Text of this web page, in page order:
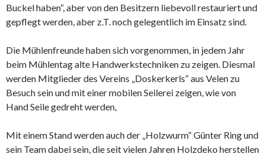
Buckel haben“, aber von den Besitzern liebevoll restauriert und
gepflegt werden, aber z.T. noch gelegentlich im Einsatz sind.
Die Mühlenfreunde haben sich vorgenommen, in jedem Jahr
beim Mühlentag alte Handwerkstechniken zu zeigen. Diesmal
werden Mitglieder des Vereins „Doskerkerls“ aus Velen zu
Besuch sein und mit einer mobilen Seilerei zeigen, wie von
Hand Seile gedreht werden,
Mit einem Stand werden auch der „Holzwurm“ Günter Ring und
sein Team dabei sein, die seit vielen Jahren Holzdeko herstellen